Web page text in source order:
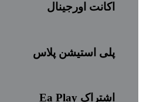
اکانت اورجینال
پلی استیشن پلاس
اشتراک Ea Play